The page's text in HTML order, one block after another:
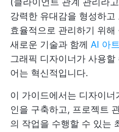
강력한 유대감을 형성하
효율적으로 관리하기 위
새로운 기술과 함께 AI 아
그래픽 디자이너가 사용
어는 혁신적입니다.
이 가이드에서는 디자이
인을 구축하고, 프로젝트
의 작업을 수행할 수 있는